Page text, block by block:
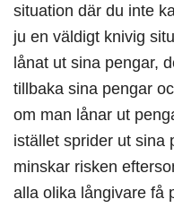
situation där du inte
ju en väldigt knivig
lånat ut sina pengar,
tillbaka sina pengar
om man lånar ut
istället sprider ut sina
minskar risken
alla olika långivare få